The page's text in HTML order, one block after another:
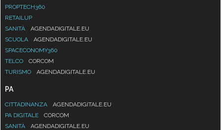
PROPTECH360
RETAILUP
SANITÀ
AGENDADIGITALE.EU
SCUOLA
AGENDADIGITALE.EU
SPACECONOMY360
TELCO
CORCOM
TURISMO
AGENDADIGITALE.EU
PA
CITTADINANZA
AGENDADIGITALE.EU
PA DIGITALE
CORCOM
SANITÀ
AGENDADIGITALE.EU